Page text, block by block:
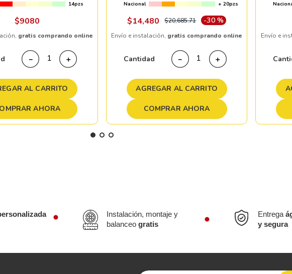
14pzs
$9080
gratis comprando online
＋
－
AL CARRITO
AHORA
Nacional
+ 20pzs
$14,480 $20,685.71 -30 %
Envío e instalación, gratis comprando online
Cantidad ＋
－
AGREGAR AL CARRITO
COMPRAR AHORA
Envío e
Instalación, montaje y
balanceogratis
Entrega
y segura